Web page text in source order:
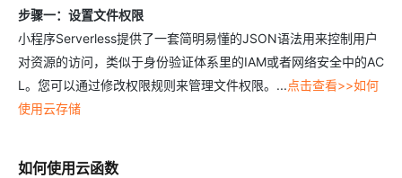
步骤一：设置文件权限
小程序Serverless提供了一套简明易懂的JSON语法用来控制用户
对资源的访问，类似于身份验证体系里的IAM或者网络安全中的AC
L。您可以通过修改权限规则来管理文件权限。...点击查看>>如何
使用云存储
如何使用云函数